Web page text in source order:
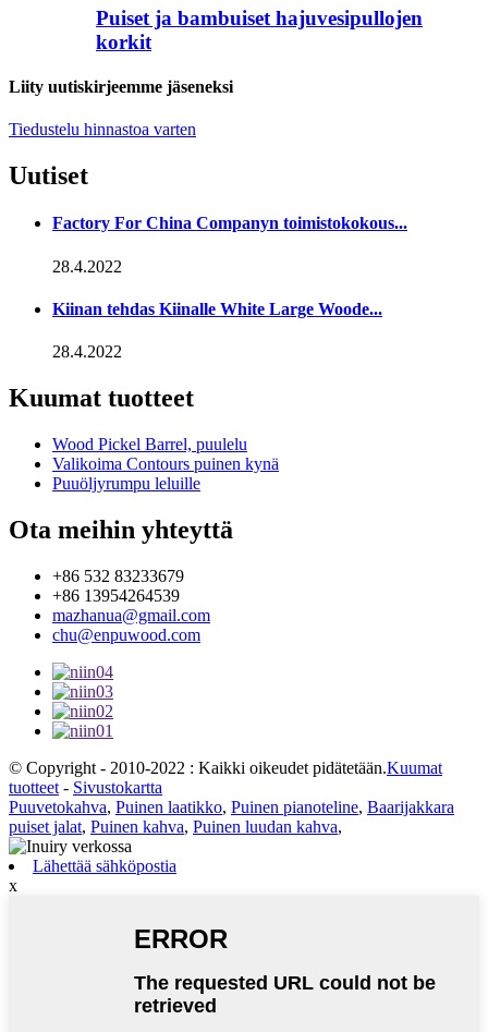
Puiset ja bambuiset hajuvesipullojen
korkit
Liity uutiskirjeemme jäseneksi
Tiedustelu hinnastoa varten
Uutiset
Factory For China Companyn toimistokokous...
28.4.2022
Kiinan tehdas Kiinalle White Large Woode...
28.4.2022
Kuumat tuotteet
Wood Pickel Barrel, puulelu
Valikoima Contours puinen kynä
Puuöljyrumpu leluille
Ota meihin yhteyttä
+86 532 83233679
+86 13954264539
mazhanua@gmail.com
chu@enpuwood.com
© Copyright - 2010-2022 : Kaikki oikeudet pidätetään.Kuumat
tuotteet - Sivustokartta
Puuvetokahva, Puinen laatikko, Puinen pianoteline, Baarijakkara
puiset jalat, Puinen kahva, Puinen luudan kahva,
Lähettää sähköpostia
x